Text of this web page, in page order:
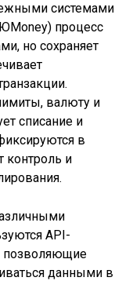
системами
процесс
но сохраняет
валюту и
списание и
в
контроль и
API-
позволяющие
данными в